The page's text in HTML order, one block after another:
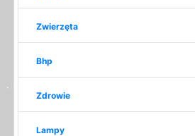
Zwierzęta
Bhp
Zdrowie
Lampy